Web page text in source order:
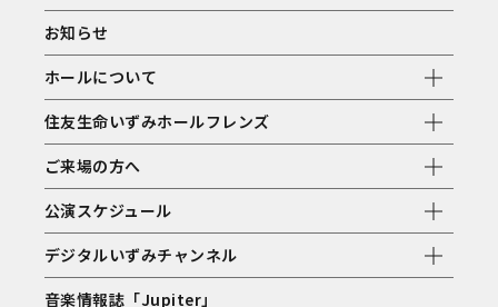
お知らせ
ホールについて
住友生命いずみホールフレンズ
ご来場の方へ
公演スケジュール
デジタルいずみチャンネル
音楽情報誌「Jupiter」